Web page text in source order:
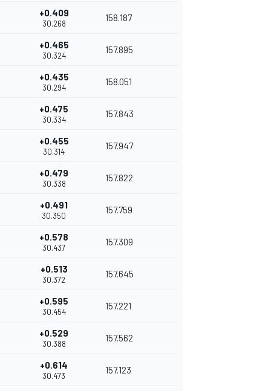
+0.409
30.268
158.187
+0.465
30.324
157.895
+0.435
30.294
158.051
+0.475
30.334
157.843
+0.455
30.314
157.947
+0.479
30.338
157.822
+0.491
30.350
157.759
+0.578
30.437
157.309
+0.513
30.372
157.645
+0.595
30.454
157.221
+0.529
30.388
157.562
+0.614
30.473
157.123